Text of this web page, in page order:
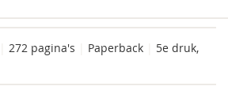
272 pagina's Paperback
5e druk,